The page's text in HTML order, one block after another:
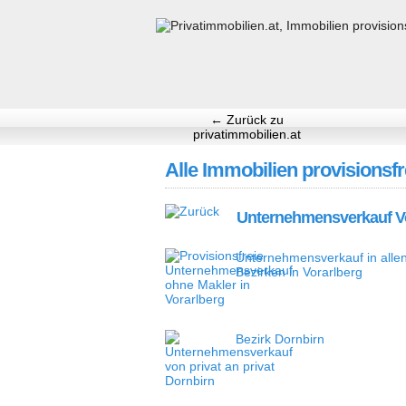
← Zurück zu
privatimmobilien.at
Alle Immobilien
Unternehmensverkauf
Unternehmensverkauf in
Bezirken in Vorarlberg
Bezirk Dornbirn